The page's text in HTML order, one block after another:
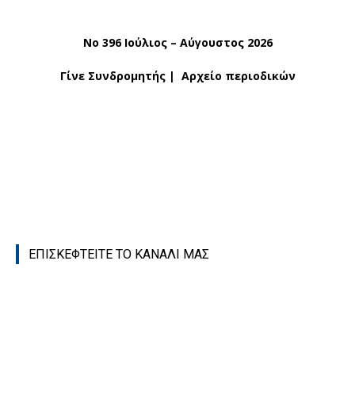
No 396 Ιούλιος – Αύγουστος 2026
Γίνε Συνδρομητής| Αρχείο περιοδικών
ΕΠΙΣΚΕΦΤΕΙΤΕ ΤΟ ΚΑΝΑΛΙ ΜΑΣ